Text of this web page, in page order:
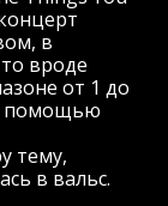
в
вроде
от 1 до
помощью
тему,
в вальс.